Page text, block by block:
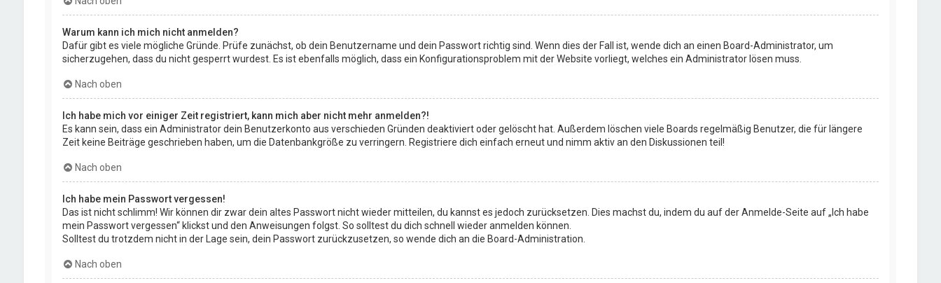
Warum kann ich mich nicht anmelden?
Dafür gibt es viele mögliche Gründe. Prüfe zunächst, ob dein Benutzername und dein Passwort richtig sind. Wenn dies der Fall ist, wende dich an einen Board-Administrator, um
sicherzugehen, dass du nicht gesperrt wurdest. Es ist ebenfalls möglich, dass ein Konfigurationsproblem mit der Website vorliegt, welches ein Administrator lösen muss.
Nach oben
Ich habe mich vor einiger Zeit registriert, kann mich aber nicht mehr anmelden?!
Es kann sein, dass ein Administrator dein Benutzerkonto aus verschieden Gründen deaktiviert oder gelöscht hat. Außerdem löschen viele Boards regelmäßig Benutzer, die für längere
Zeit keine Beiträge geschrieben haben, um die Datenbankgröße zu verringern. Registriere dich einfach erneut und nimm aktiv an den Diskussionen teil!
Nach oben
Ich habe mein Passwort vergessen!
Das ist nicht schlimm! Wir können dir zwar dein altes Passwort nicht wieder mitteilen, du kannst es jedoch zurücksetzen. Dies machst du, indem du auf der Anmelde-Seite auf „Ich habe
mein Passwort vergessen“ klickst und den Anweisungen folgst. So solltest du dich schnell wieder anmelden können.
Solltest du trotzdem nicht in der Lage sein, dein Passwort zurückzusetzen, so wende dich an die Board-Administration.
Nach oben